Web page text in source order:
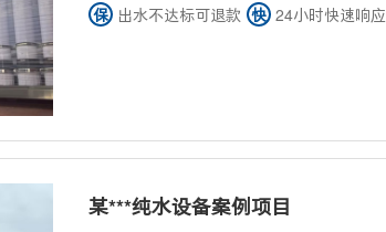
保 出水不达标可退款 快 24小时快速响应
某***纯水设备案例项目